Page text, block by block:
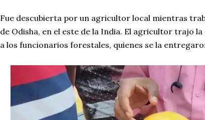
Fue descubierta por un agricultor local mientras
de Odisha, en el este de la India. El agricultor trajo
a los funcionarios forestales, quienes se la